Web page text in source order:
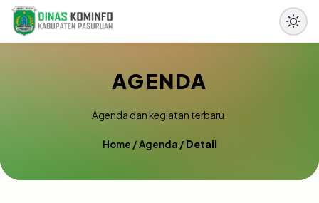
AGENDA
Agenda dan kegiatan terbaru.
Home /Agenda /Detail